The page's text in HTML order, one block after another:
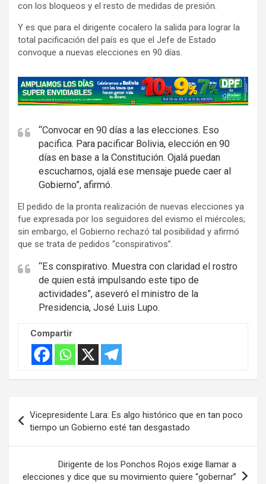
con los bloqueos y el resto de medidas de presión.
Y es que para el dirigente cocalero la salida para lograr la
total pacificación del país es que el Jefe de Estado
convoque a nuevas elecciones en 90 días.
A
d
e
e
m
e
t
“Convocar en 90 días a las elecciones. Eso
pacifica. Para pacificar Bolivia, elección en 90
días en base a la Constitución. Ojalá puedan
escucharnos, ojalá ese mensaje puede caer al
Gobierno”, afirmó.
El pedido de la pronta realización de nuevas elecciones ya
fue expresada por los seguidores del evismo el miércoles;
sin embargo, el Gobierno rechazó tal posibilidad y afirmó
que se trata de pedidos “conspirativos”.
“Es conspirativo. Muestra con claridad el rostro
de quien está impulsando este tipo de
actividades”, aseveró el ministro de la
Presidencia, José Luis Lupo.
Compartir
de
entradas
Vicepresidente Lara: Es algo histórico que en tan poco
tiempo un Gobierno esté tan desgastado
Dirigente de los Ponchos Rojos exige llamar a
elecciones y dice que su movimiento quiere “gobernar”